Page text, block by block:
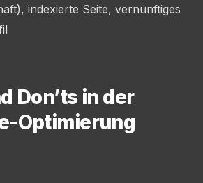
indexierte Seite, vernünftiges
Don’ts in der
Optimierung